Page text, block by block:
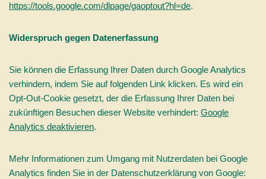
https://tools.google.com/dlpage/gaoptout?hl=de.
Widerspruch gegen Datenerfassung
Sie können die Erfassung Ihrer Daten durch Google Analytics
verhindern, indem Sie auf folgenden Link klicken. Es wird ein
Opt-Out-Cookie gesetzt, der die Erfassung Ihrer Daten bei
zukünftigen Besuchen dieser Website verhindert: Google
Analytics deaktivieren.
Mehr Informationen zum Umgang mit Nutzerdaten bei Google
Analytics finden Sie in der Datenschutzerklärung von Google: